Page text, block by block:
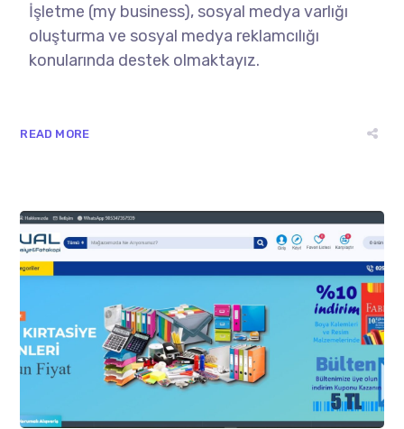
İşletme (my business), sosyal medya varlığı
oluşturma ve sosyal medya reklamcılığı
konularında destek olmaktayız.
READ MORE